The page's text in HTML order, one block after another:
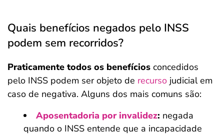
Quais benefícios negados pelo INSS
podem sem recorridos?
Praticamente todos os benefícios concedidos
pelo INSS podem ser objeto de recurso judicial em
caso de negativa. Alguns dos mais comuns são:
Aposentadoria por invalidez: negada
quando o INSS entende que a incapacidade